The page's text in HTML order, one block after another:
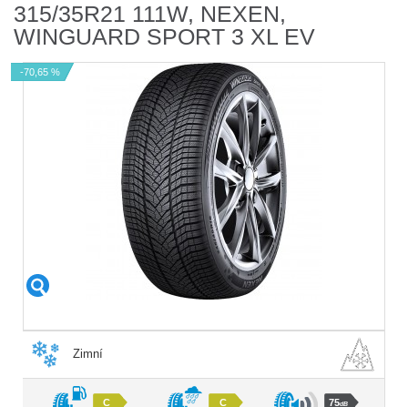
315/35R21 111W, NEXEN,
WINGUARD SPORT 3 XL EV
-70,65 %
Zimní
C C 75dB